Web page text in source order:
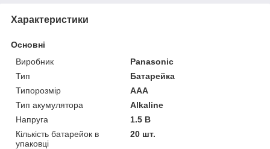
Характеристики
Основні
Виробник
Panasonic
Тип
Батарейка
Типорозмір
AAA
Тип акумулятора
Alkaline
Напруга
1.5 В
Кількість батарейок в
упаковці
20 шт.